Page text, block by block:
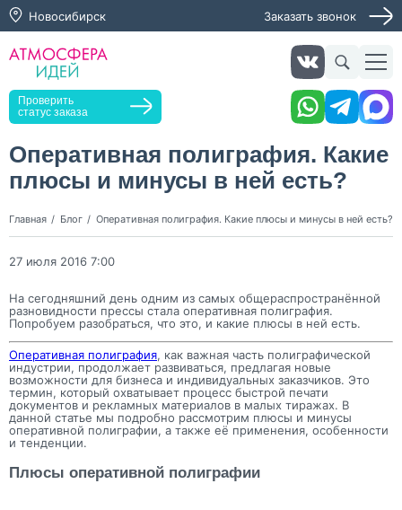
Новосибирск Заказать звонок
Проверить
статус заказа
Оперативная полиграфия. Какие
плюсы и минусы в ней есть?
Главная Блог Оперативная полиграфия. Какие плюсы и минусы в ней есть?
27 июля 2016 7:00
На сегодняшний день одним из самых общераспространённой
разновидности прессы стала оперативная полиграфия.
Попробуем разобраться, что это, и какие плюсы в ней есть.
Оперативная полиграфия, как важная часть полиграфической
индустрии, продолжает развиваться, предлагая новые
возможности для бизнеса и индивидуальных заказчиков. Это
термин, который охватывает процесс быстрой печати
документов и рекламных материалов в малых тиражах. В
данной статье мы подробно рассмотрим плюсы и минусы
оперативной полиграфии, а также её применения, особенности
и тенденции.
Плюсы оперативной полиграфии
Заказать звонок
Нажимая кнопку "Оставить заявку", я даю согласие на
обработку персональных данных и согласие с политикой
Нажимая на кнопку, я даю согласие на получение
заявку